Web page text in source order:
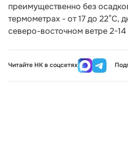
преимущественно без
термометрах - от 17 до 22°С,
северо-восточном ветре 2-
Читайте НК в соцсетях